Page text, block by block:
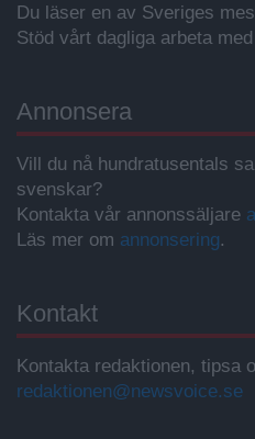
Du läser en av Sveriges
Stöd vårt dagliga arbeta
Annonsera
Vill du nå hundratusentals
svenskar?
Kontakta vår annonssäljare
Läs mer om annonsering.
Kontakt
Kontakta redaktionen, tipsa
redaktionen@newsvoice.se